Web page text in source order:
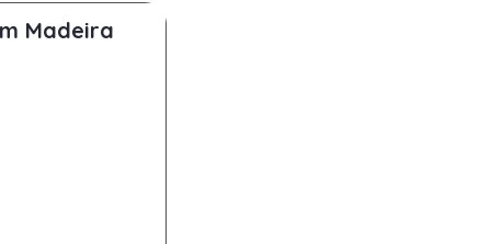
Madeira